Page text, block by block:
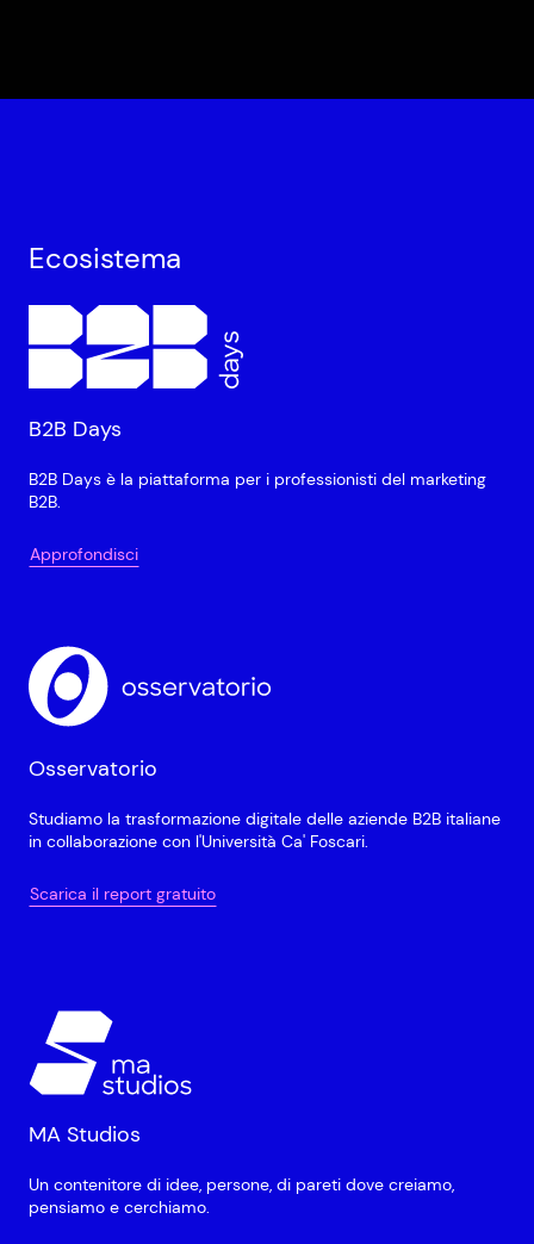
Ecosistema
B2B Days
B2B Days è la piattaforma per i professionisti del marketing
B2B.
Approfondisci
Osservatorio
Studiamo la trasformazione digitale delle aziende B2B italiane
in collaborazione con l'Università Ca' Foscari.
Scarica il report gratuito
MA Studios
Un contenitore di idee, persone, di pareti dove creiamo,
pensiamo e cerchiamo.